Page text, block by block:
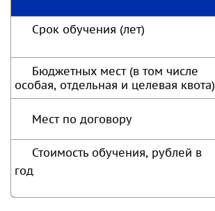
Срок обучения (лет)
Бюджетных мест (в том числе
особая, отдельная и целевая квота)
Мест по договору
Стоимость обучения, рублей в
год